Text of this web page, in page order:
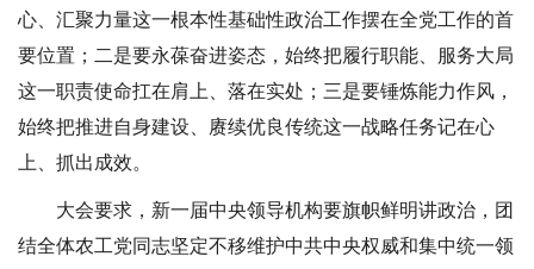
心、汇聚力量这一根本性基础性政治工作摆在全党工作的首
要位置；二是要永葆奋进姿态，始终把履行职能、服务大局
这一职责使命扛在肩上、落在实处；三是要锤炼能力作风，
始终把推进自身建设、赓续优良传统这一战略任务记在心
上、抓出成效。
大会要求，新一届中央领导机构要旗帜鲜明讲政治，团
结全体农工党同志坚定不移维护中共中央权威和集中统一领